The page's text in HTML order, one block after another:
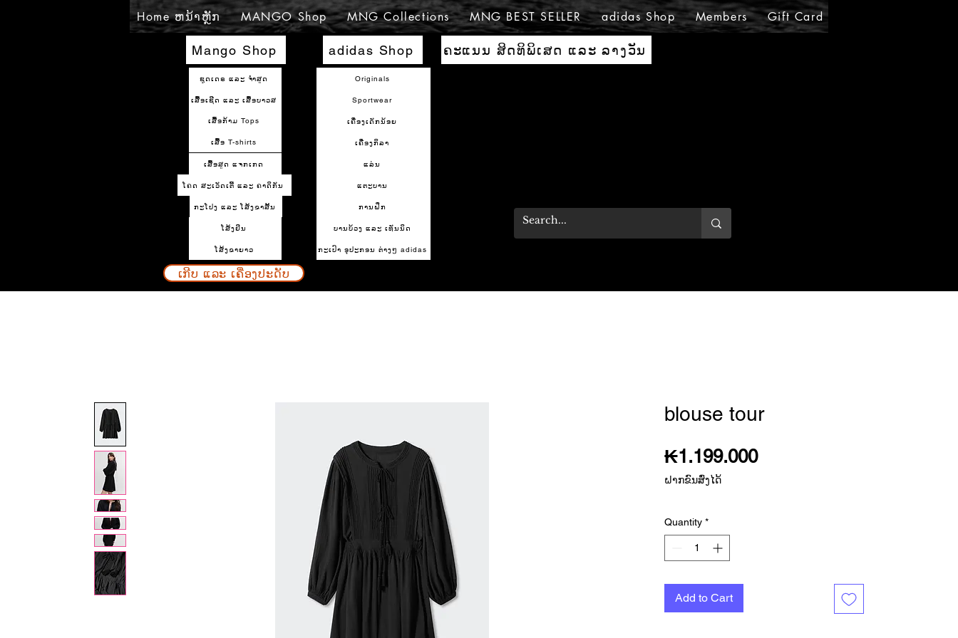
Home ຫນ້າຫຼັກ MANGO Shop MNG Collections MNG BEST SELLER adidas Shop Members Gift Card
Mango Shop
ຊຸດເດຣ ແລະ ຈຳສູດ
ເສື້ອກ້າມ Tops
ເສື້ອເຊີດ ແລະ ເສື້ອບາວສ
ເສື້ອ T-shirts
ເສື້ອສູດ ແຈກເກດ
ໂຄດ ສະເວັດເຕີ້ ແລະ ຄາດິກັນ
ກະໂປງ ແລະ ໂສ້ງຂາສັ້ນ
ໂສ້ງຢິນ
ໂສ້ງຂາຍາວ
adidas Shop ຄະແນນ ສິດທິພິເສດ ແລະ ລາງວັນ
Originals
Sportwear
ເຄື່ອງເດັກນ້ອຍ
ເຄື່ອງກິລາ
ແລ່ນ
ແຕະບານ
ການຝຶກ
ບານບ້ວງ ແລະ ເທັນນິດ
ກະເປົາ ອຸປະກອນ ຕ່າງໆ adidas
ເກີບ ແລະ ເຄື່ອງປະດັບ
blouse tour
₭1.199.000Price
ຝາກຂົນສົ່ງໄດ້
Quantity *
Add to Cart